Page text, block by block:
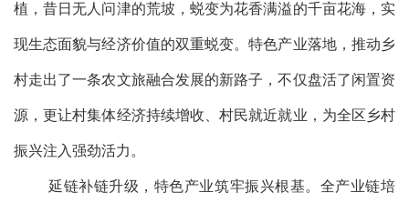
植，昔日无人问津的荒坡，蜕变为花香满溢的千亩花海，实
现生态面貌与经济价值的双重蜕变。特色产业落地，推动乡
村走出了一条农文旅融合发展的新路子，不仅盘活了闲置资
源，更让村集体经济持续增收、村民就近就业，为全区乡村
振兴注入强劲活力。
延链补链升级，特色产业筑牢振兴根基。全产业链培